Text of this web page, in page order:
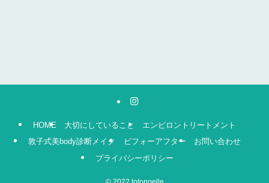
HOME 大切にしていること
エンビロントリートメント
敦子式美body診断メイク
ビフォーアフター
お問い合わせ
プライバシーポリシー